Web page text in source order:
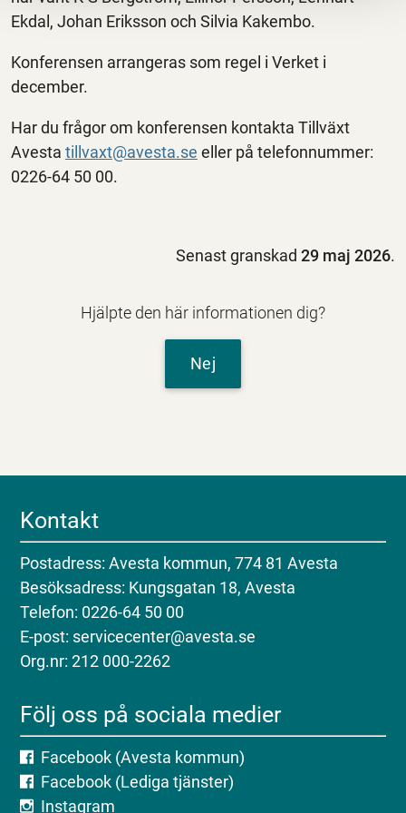
Ekdal, Johan Eriksson och Silvia Kakembo.
Konferensen arrangeras som regel i Verket i
december.
Har du frågor om konferensen kontakta Tillväxt
Avesta tillvaxt@avesta.se eller på telefonnummer:
0226-64 50 00.
Senast granskad29 maj 2026.
Hjälpte den här informationen dig?
Nej
Kontakt
Postadress: Avesta kommun, 774 81 Avesta
Besöksadress: Kungsgatan 18, Avesta
Telefon: 0226-64 50 00
E-post: servicecenter@avesta.se
Org.nr: 212 000-2262
Följ oss på sociala medier
Facebook (Avesta kommun)
Facebook (Lediga tjänster)
Instagram